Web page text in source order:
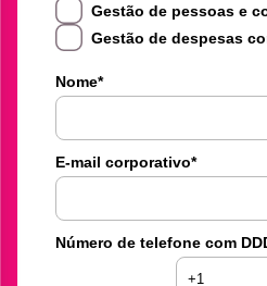
Gestão de pessoas e
Gestão de despesas
Nome*
E-mail corporativo*
Número de telefone com